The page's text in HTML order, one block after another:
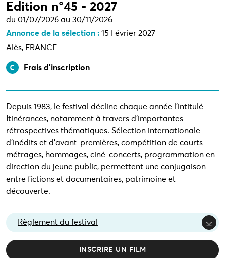
Edition n°45 - 2027
du 01/07/2026 au 30/11/2026
Annonce de la sélection : 15 Février 2027
Alès, FRANCE
Frais d’inscription
Depuis 1983, le festival décline chaque année l'intitulé
Itinérances, notamment à travers d'importantes
rétrospectives thématiques. Sélection internationale
d'inédits et d'avant-premières, compétition de courts
métrages, hommages, ciné-concerts, programmation en
direction du jeune public, permettent une conjugaison
entre fictions et documentaires, patrimoine et
découverte.
Règlement du festival
INSCRIRE UN FILM